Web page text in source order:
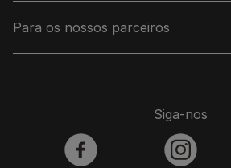
Para os nossos parceiros
Siga-nos
facebook instagram